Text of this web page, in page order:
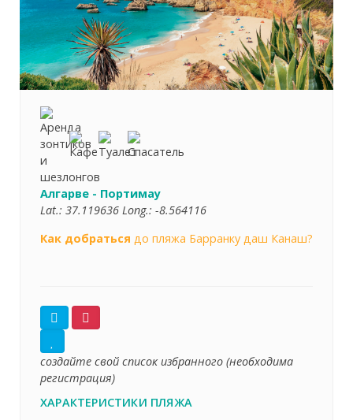
Алгарве - Портимау
Lat.: 37.119636 Long.: -8.564116
Как добраться до пляжа Барранку даш Канаш?
создайте свой список избранного (необходима
регистрация)
ХАРАКТЕРИСТИКИ ПЛЯЖА